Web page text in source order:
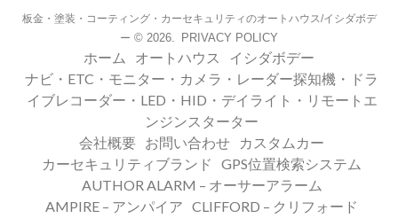
板金・塗装・コーティング・カーセキュリティのオートハウス/イシダボデ
ー © 2026. PRIVACY POLICY
ホーム オートハウス
イシダボデー
ナビ・ETC・モニター・カメラ・レーダー探知機・ドラ
イブレコーダー・LED・HID・デイライト・リモートエ
ンジンスターター
会社概要 お問い合わせ
カスタムカー
カーセキュリティブランド
GPS位置検索システム
AUTHOR ALARM – オーサーアラーム
AMPIRE – アンパイア CLIFFORD – クリフォード